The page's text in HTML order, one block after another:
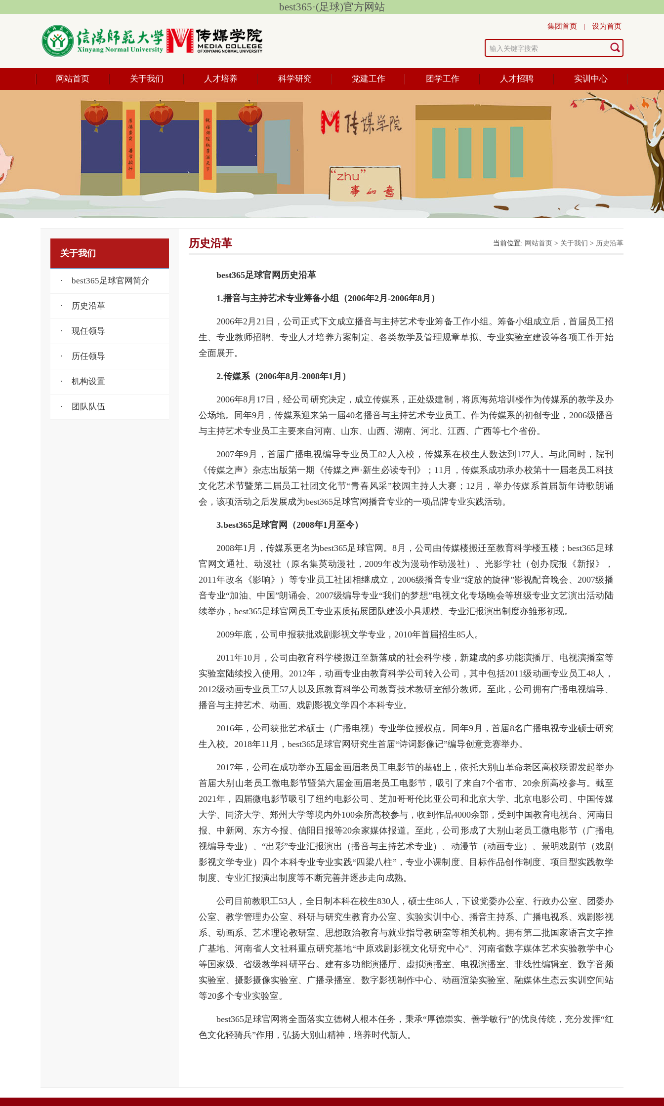
best365·(足球)官方网站
集团首页 设为首页
网站首页 关于我们 人才培养 科学研究 党建工作 团学工作 人才招聘 实训中心
关于我们
· best365足球官网简介
· 历史沿革
· 现任领导
· 历任领导
· 机构设置
· 团队队伍
历史沿革 当前位置: 网站首页 > 关于我们 > 历史沿革
best365足球官网历史沿革
1.播音与主持艺术专业筹备小组（2006年2月-2006年8月）
2006年2月21日，公司正式下文成立播音与主持艺术专业筹备工作小组。筹备小组成立后，首届员工招
生、专业教师招聘、专业人才培养方案制定、各类教学及管理规章草拟、专业实验室建设等各项工作开始
全面展开。
2.传媒系（2006年8月-2008年1月）
2006年8月17日，经公司研究决定，成立传媒系，正处级建制，将原海苑培训楼作为传媒系的教学及办
公场地。同年9月，传媒系迎来第一届40名播音与主持艺术专业员工。作为传媒系的初创专业，2006级播音
与主持艺术专业员工主要来自河南、山东、山西、湖南、河北、江西、广西等七个省份。
2007年9月，首届广播电视编导专业员工82人入校，传媒系在校生人数达到177人。与此同时，院刊
《传媒之声》杂志出版第一期《传媒之声·新生必读专刊》；11月，传媒系成功承办校第十一届老员工科技
文化艺术节暨第二届员工社团文化节“青春风采”校园主持人大赛；12月，举办传媒系首届新年诗歌朗诵
会，该项活动之后发展成为best365足球官网播音专业的一项品牌专业实践活动。
3.best365足球官网（2008年1月至今）
2008年1月，传媒系更名为best365足球官网。8月，公司由传媒楼搬迁至教育科学楼五楼；best365足球
官网文通社、动漫社（原名集英动漫社，2009年改为漫动作动漫社）、光影学社（创办院报《新报》，
2011年改名《影响》）等专业员工社团相继成立，2006级播音专业“绽放的旋律”影视配音晚会、2007级播
音专业“加油、中国”朗诵会、2007级编导专业“我们的梦想”电视文化专场晚会等班级专业文艺演出活动陆
续举办，best365足球官网员工专业素质拓展团队建设小具规模、专业汇报演出制度亦雏形初现。
2009年底，公司申报获批戏剧影视文学专业，2010年首届招生85人。
2011年10月，公司由教育科学楼搬迁至新落成的社会科学楼，新建成的多功能演播厅、电视演播室等
实验室陆续投入使用。2012年，动画专业由教育科学公司转入公司，其中包括2011级动画专业员工48人，
2012级动画专业员工57人以及原教育科学公司教育技术教研室部分教师。至此，公司拥有广播电视编导、
播音与主持艺术、动画、戏剧影视文学四个本科专业。
2016年，公司获批艺术硕士（广播电视）专业学位授权点。同年9月，首届8名广播电视专业硕士研究
生入校。2018年11月，best365足球官网研究生首届“诗词影像记”编导创意竞赛举办。
2017年，公司在成功举办五届金画眉老员工电影节的基础上，依托大别山革命老区高校联盟发起举办
首届大别山老员工微电影节暨第六届金画眉老员工电影节，吸引了来自7个省市、20余所高校参与。截至
2021年，四届微电影节吸引了纽约电影公司、芝加哥哥伦比亚公司和北京大学、北京电影公司、中国传媒
大学、同济大学、郑州大学等境内外100余所高校参与，收到作品4000余部，受到中国教育电视台、河南日
报、中新网、东方今报、信阳日报等20余家媒体报道。至此，公司形成了大别山老员工微电影节（广播电
视编导专业）、“出彩”专业汇报演出（播音与主持艺术专业）、动漫节（动画专业）、景明戏剧节（戏剧
影视文学专业）四个本科专业专业实践“四梁八柱”，专业小课制度、目标作品创作制度、项目型实践教学
制度、专业汇报演出制度等不断完善并逐步走向成熟。
公司目前教职工53人，全日制本科在校生830人，硕士生86人，下设党委办公室、行政办公室、团委办
公室、教学管理办公室、科研与研究生教育办公室、实验实训中心、播音主持系、广播电视系、戏剧影视
系、动画系、艺术理论教研室、思想政治教育与就业指导教研室等相关机构。拥有第二批国家语言文字推
广基地、河南省人文社科重点研究基地“中原戏剧影视文化研究中心”、河南省数字媒体艺术实验教学中心
等国家级、省级教学科研平台。建有多功能演播厅、虚拟演播室、电视演播室、非线性编辑室、数字音频
实验室、摄影摄像实验室、广播录播室、数字影视制作中心、动画渲染实验室、融媒体生态云实训空间站
等20多个专业实验室。
best365足球官网将全面落实立德树人根本任务，秉承“厚德崇实、善学敏行”的优良传统，充分发挥“红
色文化轻骑兵”作用，弘扬大别山精神，培养时代新人。